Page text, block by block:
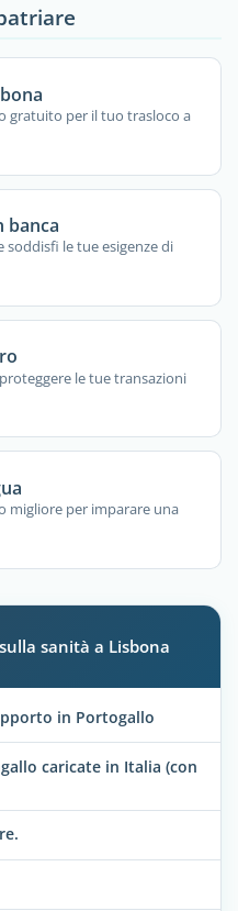
gratuito per il tuo trasloco a
banca
soddisfi le tue esigenze di
le tue transazioni
migliore per imparare una
sanità a Lisbona
in Portogallo
caricate in Italia (con